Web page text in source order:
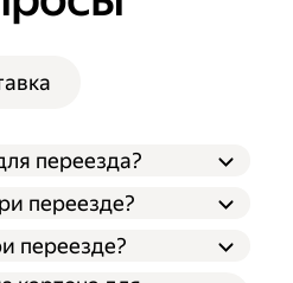
переезда?
интерьера,
не понадобятся в
переезде?
поролоном,
мягким
переезде?